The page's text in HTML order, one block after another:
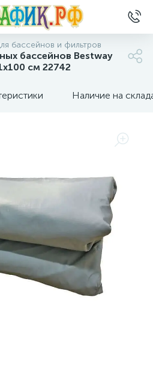
бассейнов и фильтров
бассейнов Bestway
см 22742
Наличие на